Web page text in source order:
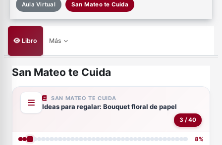
Aula Virtual San Mateo te Cuida
Libro Más
San Mateo te Cuida
Requisitos de finalización
SAN MATEO TE CUIDA
Ideas para regalar: Bouquet floral de papel
3 / 40
8%